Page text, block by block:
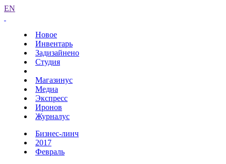
EN
Новое
Инвентарь
Задизайнено
Студия
Магазинус
Медиа
Экспресс
Иронов
Журналус
Бизнес-линч
2017
Февраль